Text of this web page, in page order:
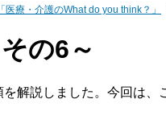
医療・介護のWhat do you think？」
の6～
解説しました。今回は